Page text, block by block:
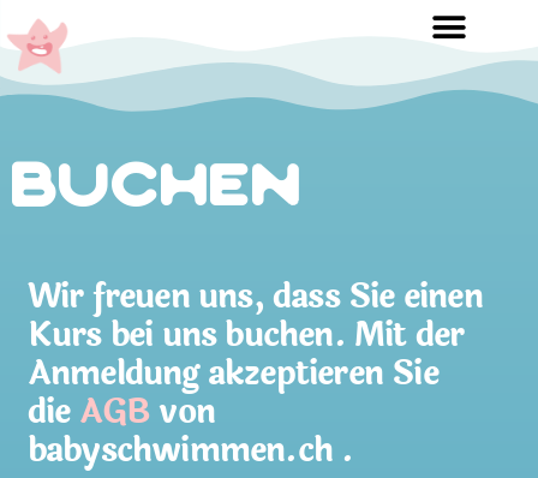
Buchen
Wir freuen uns, dass Sie einen
Kurs bei uns buchen. Mit der
Anmeldung akzeptieren Sie
dieAGBvon
babyschwimmen.ch .